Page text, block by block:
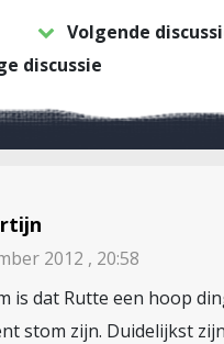
Volgende
discussie
2012 , 20:58
is dat Rutte een hoop
stom zijn. Duidelijkst